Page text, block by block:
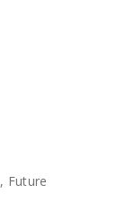
, Future